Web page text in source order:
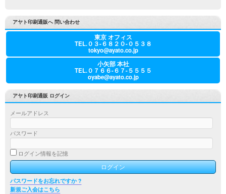
アヤト印刷通販へ 問い合わせ
東京 オフィス
TEL.０３-６８２０-０５３８
tokyo@ayato.co.jp
小矢部 本社
TEL.０７６６-６７-５５５５
oyabe@ayato.co.jp
アヤト印刷通販 ログイン
メールアドレス
パスワード
ログイン情報を記憶
パスワードをお忘れですか ?
新規ご入会はこちら